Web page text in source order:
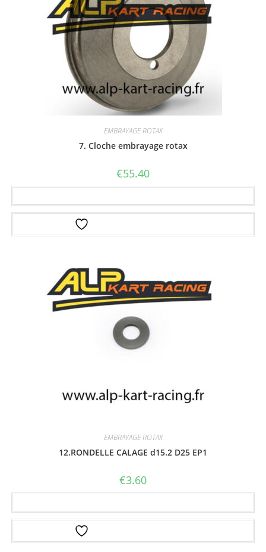
EMBRAYAGE ROTAX
7. Cloche embrayage rotax
€55.40
EMBRAYAGE ROTAX
12.RONDELLE CALAGE d15.2 D25 EP1
€3.60